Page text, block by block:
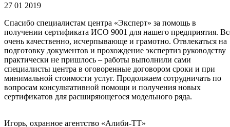
27 01 2019
Спасибо специалистам центра «Эксперт» за помощь в
получении сертификата ИСО 9001 для нашего предприятия.
очень качественно, исчерпывающе и грамотно. Отвлекаться на
подготовку документов и прохождение экспертиз руководству
практически не пришлось – работы выполнили сами
специалисты центра в оговоренные договором сроки и при
минимальной стоимости услуг. Продолжаем сотрудничать по
вопросам консультативной помощи и получения новых
сертификатов для расширяющегося модельного ряда.
Игорь, охранное агентство «Алиби-ТТ»